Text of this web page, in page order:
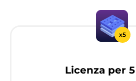
x5
Licenza per